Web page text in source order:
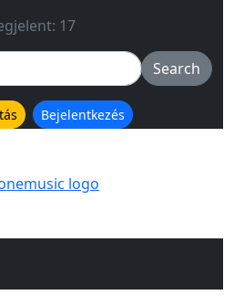
17
Bejelentkezés